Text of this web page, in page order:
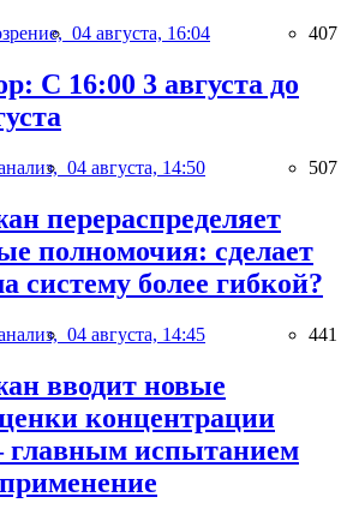
04 августа, 16:04 407
С 16:00 3 августа до
04 августа, 14:50 507
перераспределяет
полномочия: сделает
систему более гибкой?
04 августа, 14:45 441
вводит новые
концентрации
испытанием